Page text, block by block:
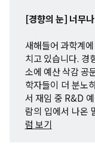
[경향의 눈] 너무
새해들어 과학계
치고 있습니다. 경
소에 예산 삭감 공
학자들이 더 분노
서 재임 중 R&D
람의 입에서 나온
럼 보기